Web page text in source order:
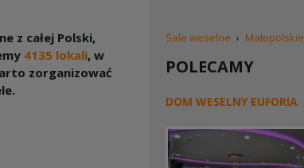
Sale weselne › Małopolskie
POLECAMY
DOM WESELNY EUFORIA
z całej Polski,
4135 lokali, w
zorganizować